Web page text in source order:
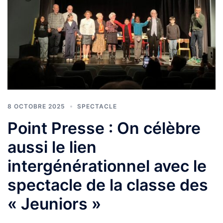
8 OCTOBRE 2025 SPECTACLE
Point Presse : On célèbre
aussi le lien
intergénérationnel avec le
spectacle de la classe des
« Jeuniors »